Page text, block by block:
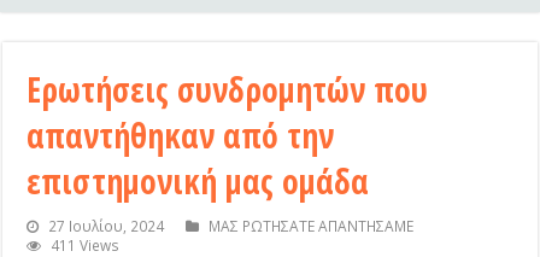
Ερωτήσεις συνδρομητών που
απαντήθηκαν από την
επιστημονική μας ομάδα
27 Ιουλίου, 2024
ΜΑΣ ΡΩΤΗΣΑΤΕ ΑΠΑΝΤΗΣΑΜΕ
411 Views